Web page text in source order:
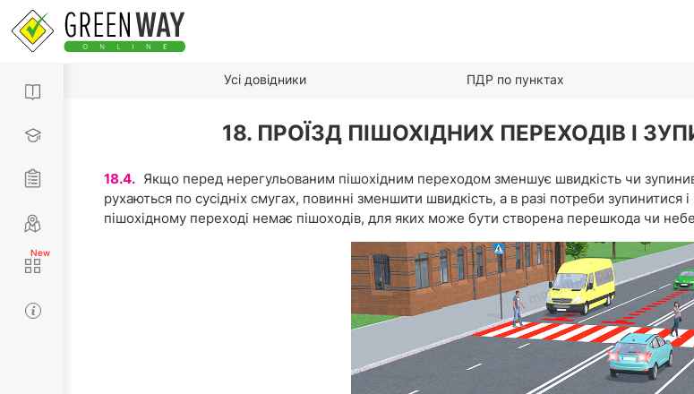
Усі довідники ПДР по пунктах
18. ПРОЇЗД ПІШОХІДНИХ ПЕРЕХОДІВ І
18.4. Якщо перед нерегульованим пішохідним переходом зменшує швидкість чи
рухаються по сусідніх смугах, повинні зменшити швидкість, а в разі потреби
пішохідному переході немає пішоходів, для яких може бути створена перешкода чи